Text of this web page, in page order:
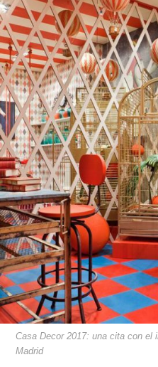
Casa Decor 2017: una cita con el
Madrid